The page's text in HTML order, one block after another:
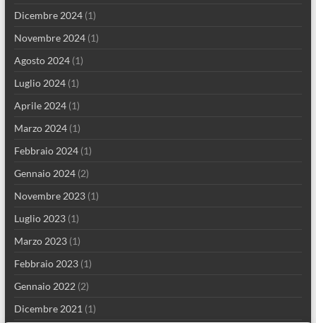
Dicembre 2024(1)
Novembre 2024(1)
Agosto 2024(1)
Luglio 2024(1)
Aprile 2024(1)
Marzo 2024(1)
Febbraio 2024(1)
Gennaio 2024(2)
Novembre 2023(1)
Luglio 2023(1)
Marzo 2023(1)
Febbraio 2023(1)
Gennaio 2022(2)
Dicembre 2021 (1)